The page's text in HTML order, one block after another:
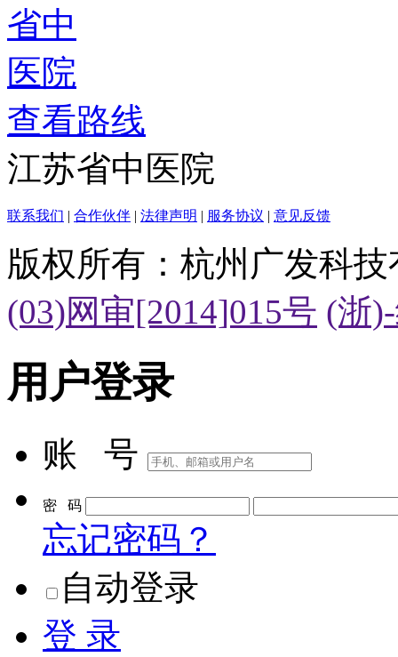
查看路线
江苏省中医院
联系我们 | 合作伙伴 | 法律声明 | 服务协议 | 意见反馈
版权所有：杭州广发科
(03)网审[2014]015号 (浙
用户登录
账 号
密 码
忘记密码？
自动登录
登 录